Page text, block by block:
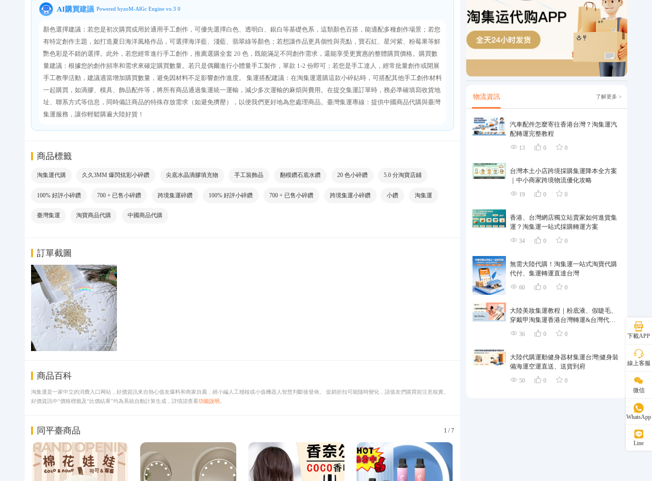
AI購買建議 Powered byzoM-AlGc Engine vo.3 0
顏色選擇建議：若您是初次購買或用於通用手工創作，可優先選擇白色、透明白、銀白等基礎色系，這類顏色百搭，能適配多種創作場景；若您
有特定創作主題，如打造夏日海洋風格作品，可選擇海洋藍、淺藍、翡翠綠等顏色；若想讓作品更具個性與亮點，寶石紅、星河紫、粉莓果等鮮
艷色彩是不錯的選擇。此外，若您經常進行手工創作，推薦選購全套 20 色，既能滿足不同創作需求，還能享受更實惠的整體購買價格。​ 購買數
量建議：根據您的創作頻率和需求來確定購買數量。若只是偶爾進行小體量手工製作，單款 1-2 份即可；若您是手工達人，經常批量創作或開展
手工教學活動，建議適當增加購買數量，避免因材料不足影響創作進度。 集運搭配建議：在淘集運選購這款小碎鉆時，可搭配其他手工創作材料
一起購買，如滴膠、模具、飾品配件等，將所有商品通過集運統一運輸，減少多次運輸的麻煩與費用。在提交集運訂單時，務必準確填寫收貨地
址、聯系方式等信息，同時備註商品的特殊存放需求（如避免擠壓），以便我們更好地為您處理商品。​臺灣集運專線：提供中國商品代購與臺灣
集運服務，讓你輕鬆購遍大陸好貨！
商品標籤
淘集運代購 久久3MM 爆閃炫彩小碎鑽 尖底水晶滴膠填充物 手工裝飾品 翻模鑽石底水鑽 20 色小碎鑽 5.0 分淘寶店鋪
100% 好評小碎鑽 700 + 已售小碎鑽 跨境集運碎鑽 100% 好評小碎鑽 700 + 已售小碎鑽 跨境集運小碎鑽 小鑽 淘集運
臺灣集運 淘寶商品代購 中國商品代購
訂單截圖
商品百科
淘集運是一家中立的消費入口网站，好價資訊來自熱心值友爆料和商家自薦，經小編人工稽核或小值機器人智慧判斷後發佈。 促銷折扣可能隨時變化，請值友們購買前注意核實。
好價資訊中“價格標籤及“比價結果”均為系統自動計算生成，詳情請查看功能說明
同平臺商品 1 /7
物流資訊 了解更多 >
汽車配件怎麼寄往香港台灣？淘集運汽
配轉運完整教程
13 0 0
台灣本土小店跨境採購集運降本全方案
｜中小商家跨境物流優化攻略
19 0 0
香港、台灣網店獨立站賣家如何進貨集
運？淘集運一站式採購轉運方案
34 0 0
無需大陸代購！淘集運一站式淘寶代購
代付、集運轉運直達台灣
60 0 0
大陸美妝集運教程｜粉底液、假睫毛、
穿戴甲淘集運香港台灣轉運&台灣代購
36 0 0
大陸代購運動健身器材集運台灣|健身裝
備海運空運直送、送貨到府
50 0 0
下載APP
線上客服
微信
WhatsApp
Line